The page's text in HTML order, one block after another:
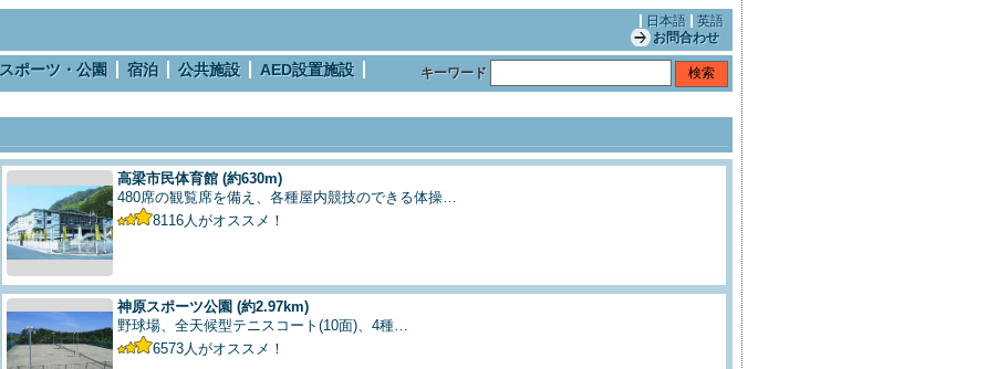
日本語
英語
お問合わせ
スポーツ・公園 宿泊 公共施設 AED設置施設 キーワード
高梁市民体育館 (約630m)
480席の観覧席を備え、各種屋内競技のできる体操…
8116 人がオススメ！
神原スポーツ公園 (約2.97km)
野球場、全天候型テニスコート(10面)、4種…
6573 人がオススメ！